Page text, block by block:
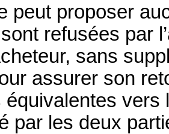
peut proposer
refusées par
sans
assurer son
équivalentes
par les deux